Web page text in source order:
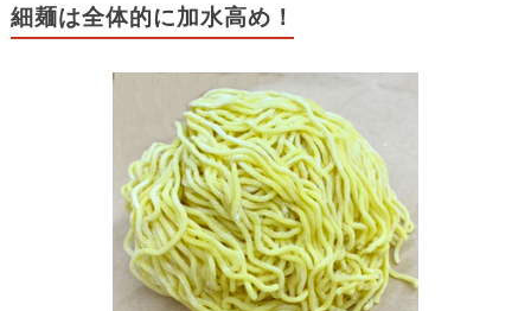
細麺は全体的に加水高め！